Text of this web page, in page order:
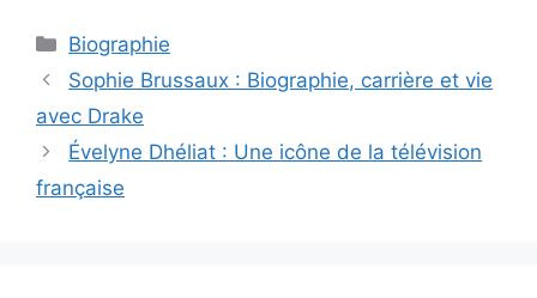
Categories
Biographie
Sophie Brussaux : Biographie, carrière et vie
avec Drake
Évelyne Dhéliat : Une icône de la télévision
française